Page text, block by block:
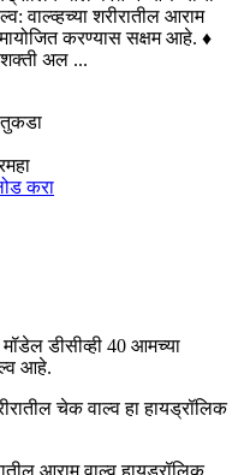
वाल्व्हच्या शरीरातील आराम
करण्यास सक्षम आहे. ♦
शक्ती अल ...
करा
डीसीव्ही 40 आमच्या
आहे.
चेक वाल्व हा हायड्रॉलिक